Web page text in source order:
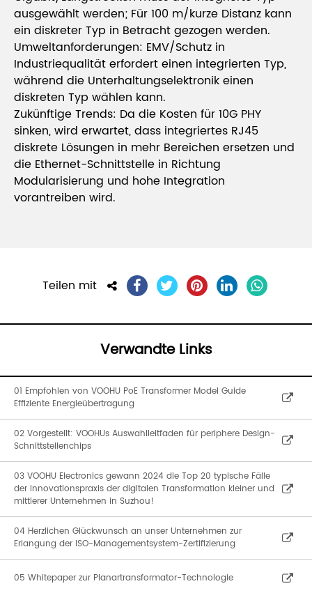
ausgewählt werden; Für 100 m/kurze Distanz kann
ein diskreter Typ in Betracht gezogen werden.
Umweltanforderungen: EMV/Schutz in
Industriequalität erfordert einen integrierten Typ,
während die Unterhaltungselektronik einen
diskreten Typ wählen kann.
Zukünftige Trends: Da die Kosten für 10G PHY
sinken, wird erwartet, dass integriertes RJ45
diskrete Lösungen in mehr Bereichen ersetzen und
die Ethernet-Schnittstelle in Richtung
Modularisierung und hohe Integration
vorantreiben wird.
Teilen mit
Verwandte Links
01 Empfohlen von VOOHU PoE Transformer Model Guide
Effiziente Energieübertragung
02 Vorgestellt: VOOHUs Auswahlleitfaden für periphere Design-
Schnittstellenchips
03 VOOHU Electronics gewann 2024 die Top 20 typische Fälle
der Innovationspraxis der digitalen Transformation kleiner und
mittlerer Unternehmen in Suzhou!
04 Herzlichen Glückwunsch an unser Unternehmen zur
Erlangung der ISO-Managementsystem-Zertifizierung
05 Whitepaper zur Planartransformator-Technologie